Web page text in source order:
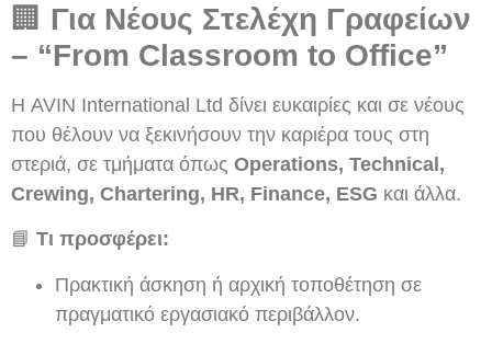
🏢 Για Νέους Στελέχη Γραφείων
– “From Classroom to Office”
Η AVIN International Ltd δίνει ευκαιρίες και σε νέους
που θέλουν να ξεκινήσουν την καριέρα τους στη
στεριά, σε τμήματα όπως Operations, Technical,
Crewing, Chartering, HR, Finance, ESG και άλλα.
📘 Τι προσφέρει:
Πρακτική άσκηση ή αρχική τοποθέτηση σε
πραγματικό εργασιακό περιβάλλον.